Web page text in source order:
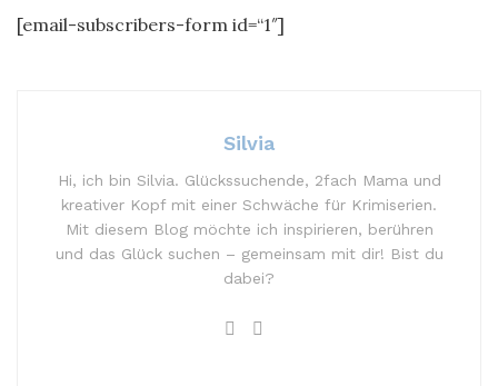
[email-subscribers-form id=“1″]
Silvia
Hi, ich bin Silvia. Glückssuchende, 2fach Mama und
kreativer Kopf mit einer Schwäche für Krimiserien.
Mit diesem Blog möchte ich inspirieren, berühren
und das Glück suchen – gemeinsam mit dir! Bist du
dabei?